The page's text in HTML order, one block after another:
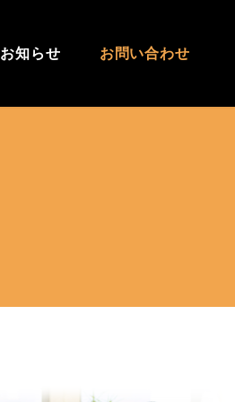
お知らせ お問い合わせ